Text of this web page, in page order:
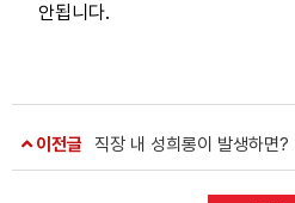
안됩니다.
이전글 직장 내 성희롱이 발생하면